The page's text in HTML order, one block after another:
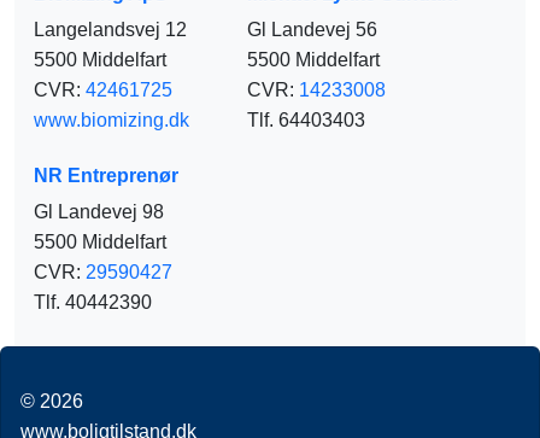
Langelandsvej 12
5500 Middelfart
CVR: 42461725
www.biomizing.dk
Gl Landevej 56
5500 Middelfart
CVR: 14233008
Tlf. 64403403
NR Entreprenør
Gl Landevej 98
5500 Middelfart
CVR: 29590427
Tlf. 40442390
© 2026
www.boligtilstand.dk